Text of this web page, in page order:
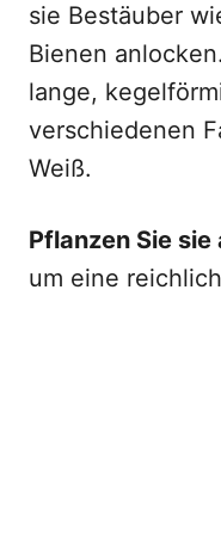
sie Bestäuber
Bienen
lange,
verschiedenen
Weiß.
Pflanzen Sie
um eine